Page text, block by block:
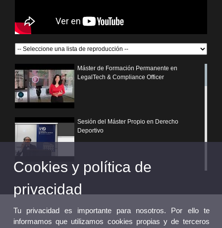
Máster de Formación Permanente en
LegalTech & Compliance Officer
Sesión del Máster Propio en Derecho
Deportivo
¿Por qué elegir un postgrado propio de la
Universitat de València?
Cookies y política de
privacidad
Tu privacidad es importante para nosotros. Por ello te
informamos que utilizamos cookies propias y de terceros